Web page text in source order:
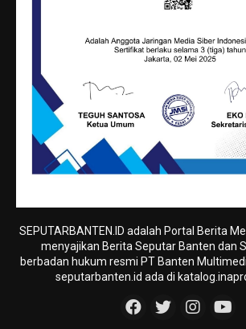
SEPUTARBANTEN.ID adalah Portal Berita
menyajikan Berita Seputar Banten dan
berbadan hukum resmi PT Banten
seputarbanten.id ada di